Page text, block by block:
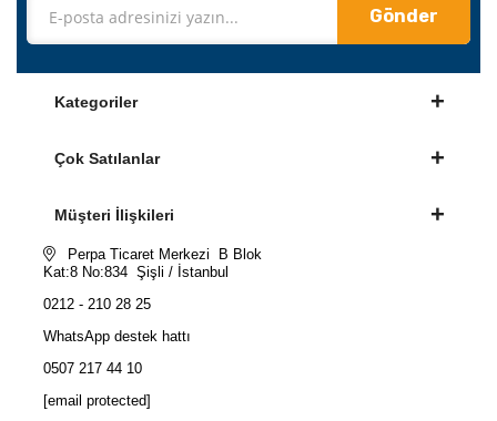
Gönder
Kategoriler
Çok Satılanlar
Müşteri İlişkileri
Perpa Ticaret Merkezi B Blok
Kat:8 No:834 Şişli / İstanbul
0212 - 210 28 25
WhatsApp destek hattı
0507 217 44 10
[email protected]